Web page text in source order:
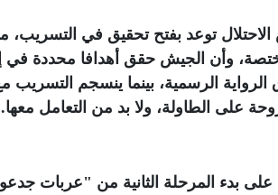
توعد بفتح تحقيق في
وأن الجيش حقق أهدافا محددة في
الرواية الرسمية، بينما ينسجم
على الطاولة، ولا بد من التعامل معها.
بدء المرحلة الثانية من "عربات